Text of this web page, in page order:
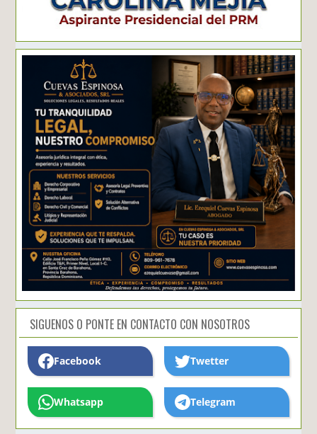
SIGUENOS O PONTE EN CONTACTO CON NOSOTROS
Facebook Twetter
Whatsapp Telegram